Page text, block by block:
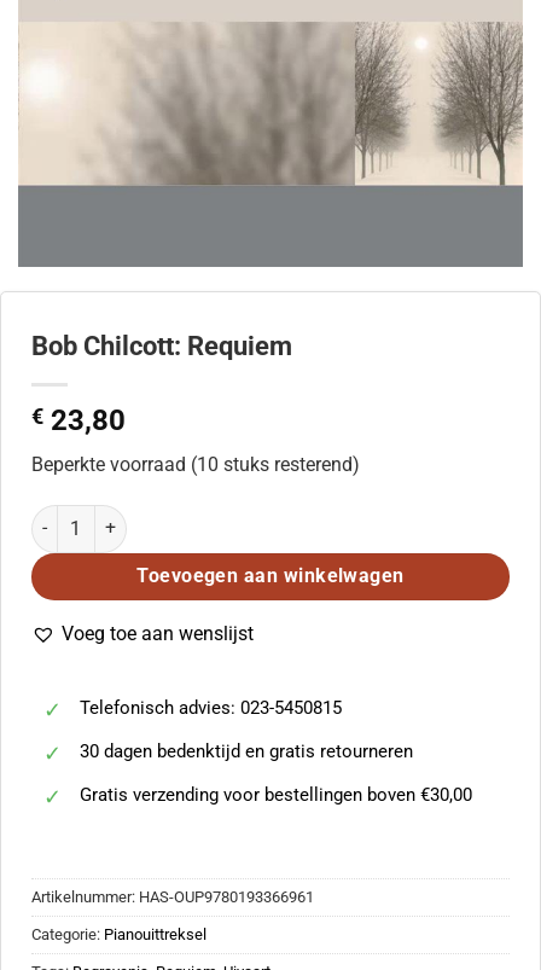
Bob Chilcott: Requiem
€ 23,80
Beperkte voorraad (10 stuks resterend)
Bob Chilcott: Requiem aantal
Toevoegen aan winkelwagen
Voeg toe aan wenslijst
Telefonisch advies: 023-5450815
30 dagen bedenktijd en gratis retourneren
Gratis verzending voor bestellingen boven €30,00
Artikelnummer: HAS-OUP9780193366961
Categorie: Pianouittreksel